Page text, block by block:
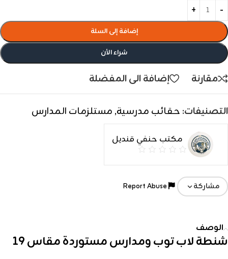
إضافة إلى السلة
شراء الأن
مقارنة إضافة الى المفضلة
التصنيفات: حقائب مدرسية, مستلزمات المدارس
مكتب حنفي قنديل
مشاركة
الوصف
شنطة لاب توب ومدارس مستوردة مقاس 19